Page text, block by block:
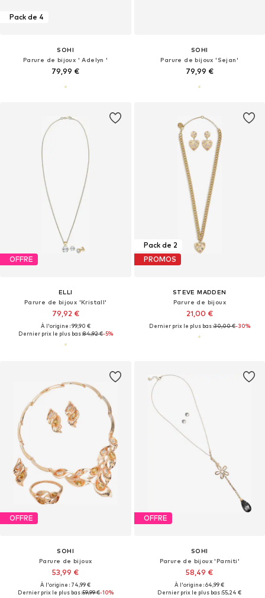
Pack de 4
SOHI
Parure de bijoux ' Adelyn '
79,99 €
SOHI
Parure de bijoux 'Sejan'
79,99 €
OFFRE
ELLI
Parure de bijoux 'Kristall'
79,92 €
À l'origine : 99,90 €
Dernier prix le plus bas :84,92 €-5%
Pack de 2
PROMOS
STEVE MADDEN
Parure de bijoux
21,00 €
Dernier prix le plus bas :30,00 €-30%
OFFRE
SOHI
Parure de bijoux
53,99 €
À l'origine : 74,99 €
Dernier prix le plus bas :59,99 €-10%
OFFRE
SOHI
Parure de bijoux 'Parniti'
58,49 €
À l'origine : 64,99 €
Dernier prix le plus bas :55,24 €